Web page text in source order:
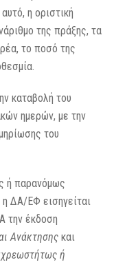
η οριστική
της πράξης, τα
το ποσό της
καταβολή του
ημερών, με την
του
ή παρανόμως
ΔΑ/ΕΦ εισηγείται
την έκδοση
Ανάκτησης και
ή